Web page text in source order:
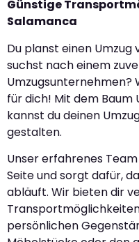
Günstige
Salamanca
Du planst einen Umzug
suchst nach einem
Umzugsunternehmen?
für dich! Mit dem Baum
kannst du deinen
gestalten.
Unser erfahrenes
Seite und sorgt dafür,
abläuft. Wir bieten dir
persönlichen